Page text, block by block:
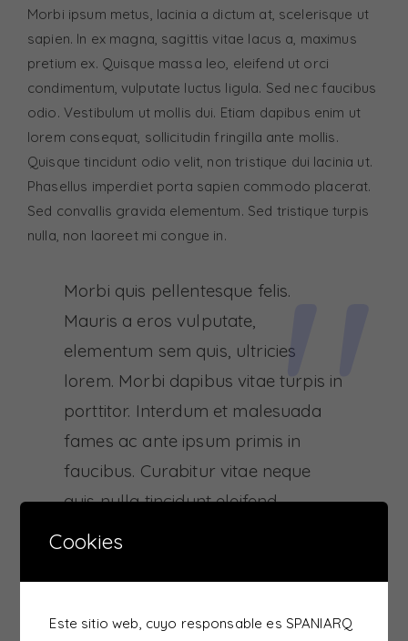
Morbi ipsum metus, lacinia a dictum at, scelerisque ut
sapien. In ex magna, sagittis vitae lacus a, maximus
pretium ex. Quisque massa leo, eleifend ut orci
condimentum, vulputate luctus ligula. Sed nec faucibus
odio. Vestibulum ut mollis dui. Etiam dapibus enim ut
lorem consequat, sollicitudin fringilla ante mollis.
Quisque tincidunt odio velit, non tristique dui lacinia ut.
Phasellus imperdiet porta sapien commodo placerat.
Sed convallis gravida elementum. Sed tristique turpis
nulla, non laoreet mi congue in.
"
Morbi quis pellentesque felis.
Mauris a eros vulputate,
elementum sem quis, ultricies
lorem. Morbi dapibus vitae turpis in
porttitor. Interdum et malesuada
fames ac ante ipsum primis in
faucibus. Curabitur vitae neque
quis nulla tincidunt eleifend.
rhoncus lorem quis nibh placerat commodo. Integer
Cookies
Este sitio web, cuyo responsable es SPANIARQ